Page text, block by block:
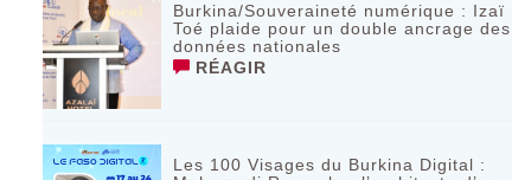
Burkina/Souveraineté numérique : Izaï
Toé plaide pour un double ancrage des
données nationales
RÉAGIR
Les 100 Visages du Burkina Digital :